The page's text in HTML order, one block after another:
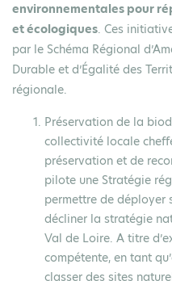
environnementales pour
et écologiques. Ces
par le Schéma Régional
Durable et d’Égalité des
régionale.
Préservation de la
collectivité locale
préservation et de
pilote une Stratégie
permettre de déployer
décliner la stratégie
Val de Loire. A titre
compétente, en tant
classer des sites